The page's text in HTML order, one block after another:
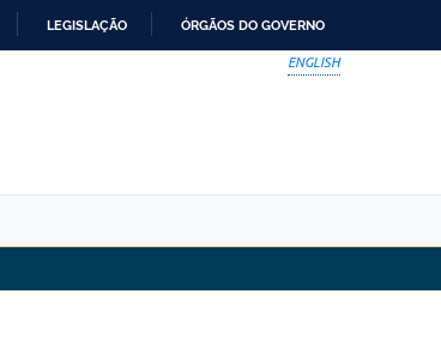
LEGISLAÇÃO ÓRGÃOS DO GOVERNO
ENGLISH